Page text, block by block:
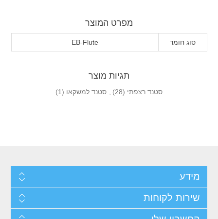
מפרט המוצר
סוג חומר EB-Flute
תגיות מוצר
סטנד רצפתי (28) סטנד למשקאו (1)
מידע
שירות לקוחות